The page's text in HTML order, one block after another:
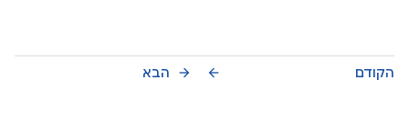
הקודם arrow_back הבא arrow_forward